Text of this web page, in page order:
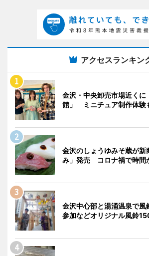
アクセスランキン
金沢・中央卸売市場近くに
館」 ミニチュア制作体験
金沢のしょうゆみそ蔵が新
み」発売 コロナ禍で時間
金沢中心部と湯涌温泉で
参加などオリジナル風鈴